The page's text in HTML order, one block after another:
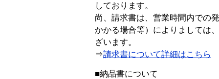
しております。
尚、請求書は、営業時間内での
かかる場合等）によりましては
ざいます。
⇒請求書について詳細はこちら
■納品書について